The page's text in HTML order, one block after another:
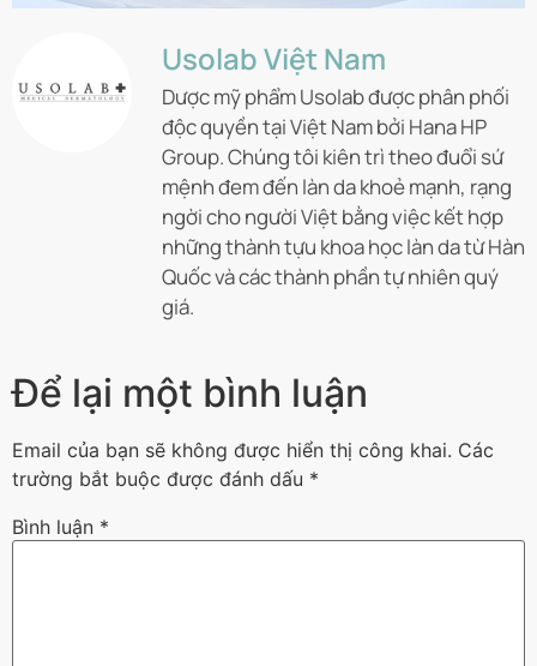
Usolab Việt Nam
Dược mỹ phẩm Usolab được phân phối
độc quyền tại Việt Nam bởi Hana HP
Group. Chúng tôi kiên trì theo đuổi sứ
mệnh đem đến làn da khoẻ mạnh, rạng
ngời cho người Việt bằng việc kết hợp
những thành tựu khoa học làn da từ Hàn
Quốc và các thành phần tự nhiên quý
giá.
Để lại một bình luận
Email của bạn sẽ không được hiển thị công khai. Các
trường bắt buộc được đánh dấu *
Bình luận *